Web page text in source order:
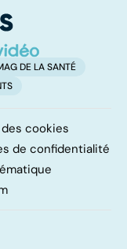
DE LA SANTÉ
cookies
de confidentialité